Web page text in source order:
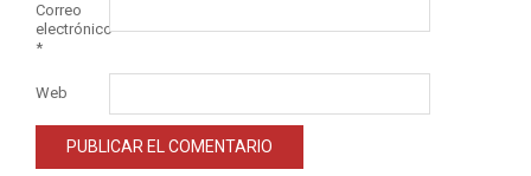
Correo
electrónico
*
Web